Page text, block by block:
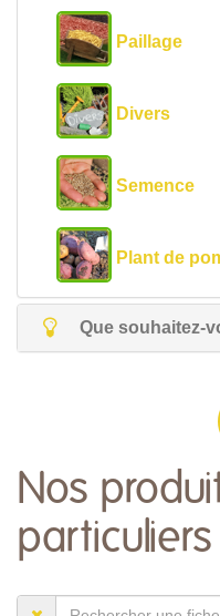
Paillage
Divers
Semence
Plant de
Que souhaitez-
Nos
particuliers